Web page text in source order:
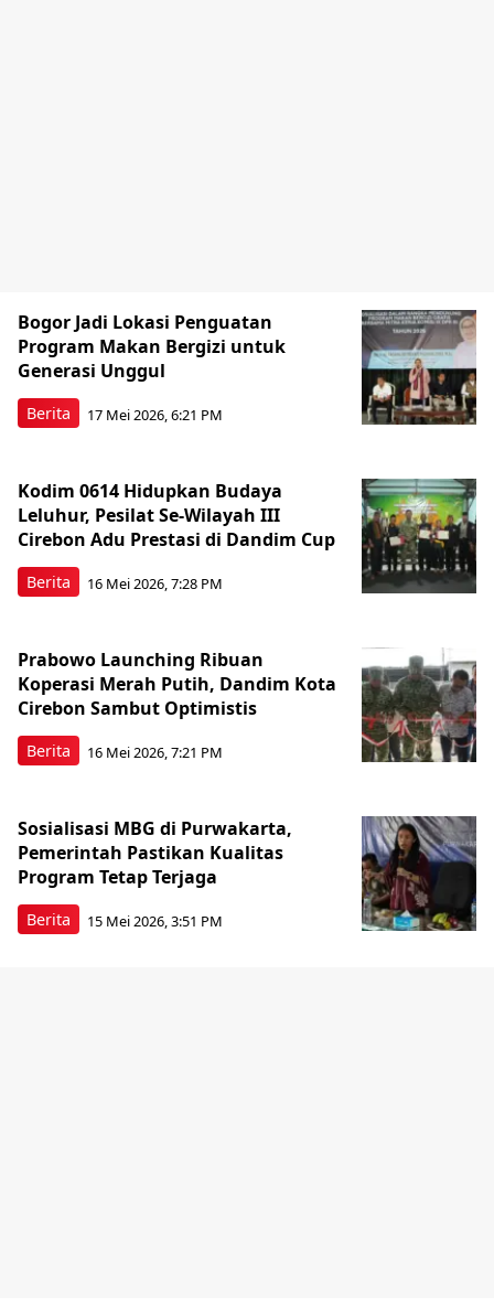
Berita
Bogor Jadi Lokasi Penguatan
Program Makan Bergizi untuk
Generasi Unggul
17 Mei 2026, 6:21 PM
Berita
Kodim 0614 Hidupkan Budaya
Leluhur, Pesilat Se-Wilayah III
Cirebon Adu Prestasi di Dandim Cup
16 Mei 2026, 7:28 PM
Berita
Prabowo Launching Ribuan
Koperasi Merah Putih, Dandim Kota
Cirebon Sambut Optimistis
16 Mei 2026, 7:21 PM
Berita
Sosialisasi MBG di Purwakarta,
Pemerintah Pastikan Kualitas
Program Tetap Terjaga
15 Mei 2026, 3:51 PM